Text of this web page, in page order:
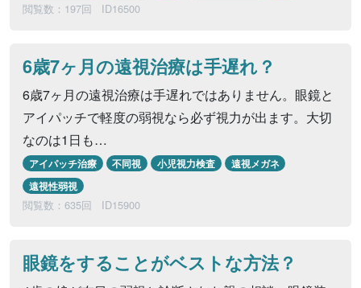
閲覧数：197回 ID16500
6歳7ヶ月の遠視治療は手遅れ？
6歳7ヶ月の遠視治療は手遅れではありません。眼鏡と
アイパッチで軽度の弱視なら必ず視力が出ます。大切
なのは1日も…
アイパッチ治療 不同視 小児視力検査
遠視メガネ
遠視性弱視
閲覧数：635回 ID15900
眼鏡をすることがベストな方法？